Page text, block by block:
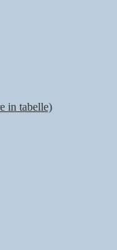
in tabelle)